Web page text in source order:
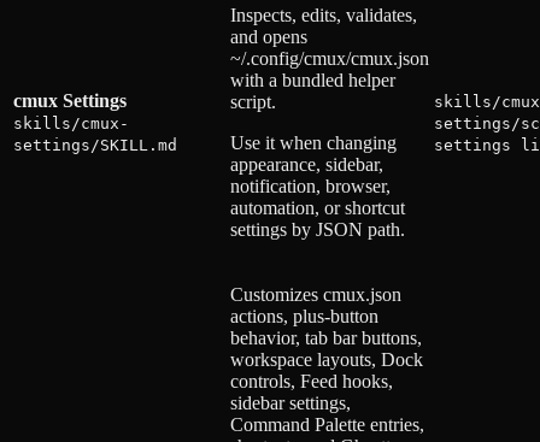
cmux Settings
skills/cmux-
settings/SKILL.md
Inspects, edits, validates,
and opens
~/.config/cmux/cmux.json
with a bundled helper
script.
Use it when changing
appearance, sidebar,
notification, browser,
automation, or shortcut
settings by JSON path.
skills/
settings/
settings
Customizes cmux.json
actions, plus-button
behavior, tab bar buttons,
workspace layouts, Dock
controls, Feed hooks,
sidebar settings,
Command Palette entries,